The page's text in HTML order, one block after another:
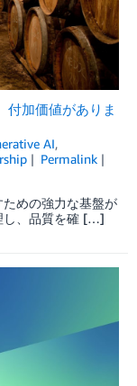
付加価値がありま
AI,
Permalink
めの強力な基盤が
し、品質を確 […]